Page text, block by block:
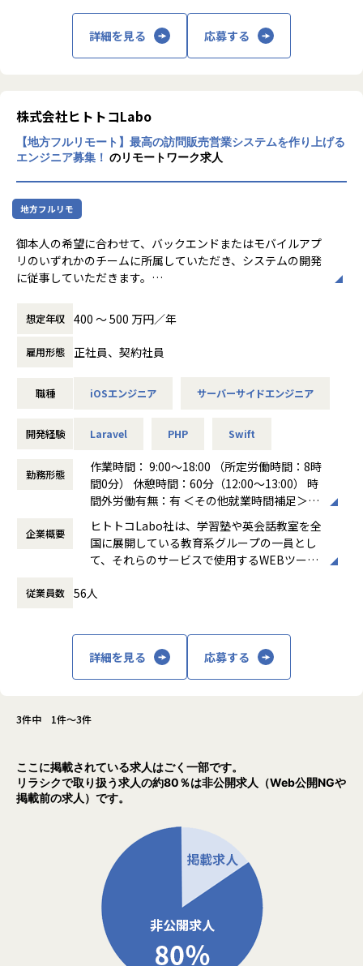
詳細を見る 応募する
株式会社ヒトトコLabo
【地方フルリモート】最高の訪問販売営業システムを作り上げる
エンジニア募集！ のリモートワーク求人
地方フルリモ
御本人の希望に合わせて、バックエンドまたはモバイルアプ
リのいずれかのチームに所属していただき、システムの開発
に従事していただきます。
チームの異動も相談可能です。
開発チームは現在10人弱で、社員とフリーランスエンジニア
の混成チームです。
ンバーがチームリーダーを務めることも有り、お互いに尊重
ために積極的に議論を交わし、新しいことにチャレンジしな
ヒトトコLaboの拠点事務所は愛知県名古屋市内にあります
が、チームメンバーは日本全国に在席しており、フルリモー
・入社後半年間は契約社員としての契約。その後希望に応じ
・リモート勤務を希望する場合でも、研修期間として１〜３
前述の通り、プロジェクトは現在、システムのフルリニュー
アルに取り組み始めたところで、インフラ・データベースの
す。
す
○なにをやっているのか
中心に様々な事業を展開しているグループ会社の一部とし
て、主にアプリケーション開発を担当し、グループの事業の
発展をITの力で支えるための開発を行っています。
私たちのチームでは、このグループの営業マン（全国で約2,
000人）の営業活動（訪問販売）を支援するツールの開発、
保守、運用を担っています。
想定年収 400 〜 500 万円／年
雇用形態 正社員、契約社員
職種 iOSエンジニア サーバーサイドエンジニア
開発経験 Laravel PHP Swift
勤務形態
作業時間： 9:00～18:00 （所定労働時間：8時
間0分） 休憩時間：60分（12:00～13:00） 時
間外労働有無：有 ＜その他就業時間補足＞
固定時間制（9時～18時、10時～19
時など）
時間外労働の有無： 有（月平均10時間）
休憩時間： 60分
企業概要
ヒトトコLabo社は、学習塾や英会話教室を全
国に展開している教育系グループの一員とし
て、それらのサービスで使用するWEBツー
組織としては、社員とフリーランスエンジニ
を進めています。
従業員数 56人
詳細を見る 応募する
3件中 1件～3件
ここに掲載されている求人はごく一部です。
リラシクで取り扱う求人の約80％は非公開求人（Web公開NGや
掲載前の求人）です。